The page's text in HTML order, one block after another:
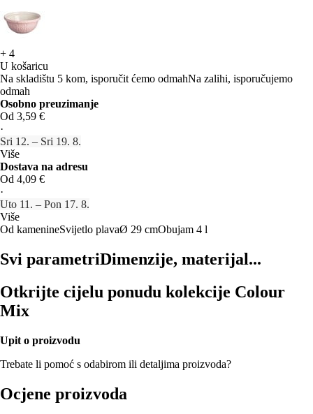
+ 4
U košaricu
Na skladištu 5 kom, isporučit ćemo odmahNa zalihi, isporučujemo
odmah
Osobno preuzimanje
Od 3,59 €
·
Sri 12. – Sri 19. 8.
Više
Dostava na adresu
Od 4,09 €
·
Uto 11. – Pon 17. 8.
Više
Od kamenineSvijetlo plavaØ 29 cmObujam 4 l
Svi parametriDimenzije, materijal...
Otkrijte cijelu ponudu kolekcije Colour
Mix
Upit o proizvodu
Trebate li pomoć s odabirom ili detaljima proizvoda?
Ocjene proizvoda